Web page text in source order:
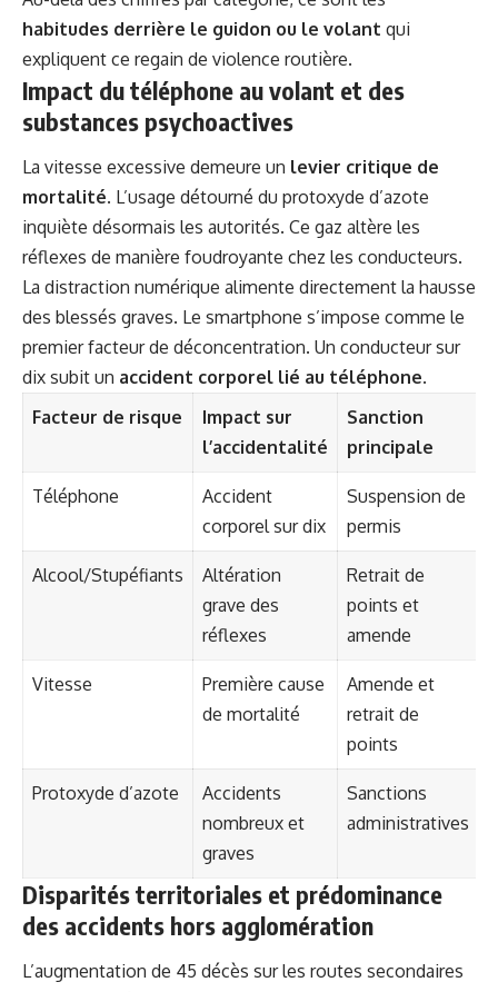
habitudes derrière le guidon ou le volant qui
expliquent ce regain de violence routière.
Impact du téléphone au volant et des
substances psychoactives
La vitesse excessive demeure un levier critique de
mortalité. L’usage détourné du protoxyde d’azote
inquiète désormais les autorités. Ce gaz altère les
réflexes de manière foudroyante chez les conducteurs.
La distraction numérique alimente directement la hausse
des blessés graves. Le smartphone s’impose comme le
premier facteur de déconcentration. Un conducteur sur
dix subit un accident corporel lié au téléphone.
Facteur de risque
Impact sur
l’accidentalité
Sanction
principale
Téléphone
Accident
corporel sur dix
Suspension de
permis
Alcool/Stupéfiants
Altération
grave des
réflexes
Retrait de
points et
amende
Vitesse
Première cause
de mortalité
Amende et
retrait de
points
Protoxyde d’azote
Accidents
nombreux et
graves
Sanctions
administratives
Disparités territoriales et prédominance
des accidents hors agglomération
L’augmentation de 45 décès sur les routes secondaires